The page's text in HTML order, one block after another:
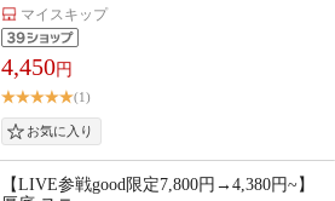
マイスキップ
4,450円
(1)
【LIVE参戦good限定7,800円→4,380円~】